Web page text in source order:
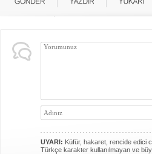
UYARI: Küfür, hakaret, rencide edici
Türkçe karakter kullanılmayan ve